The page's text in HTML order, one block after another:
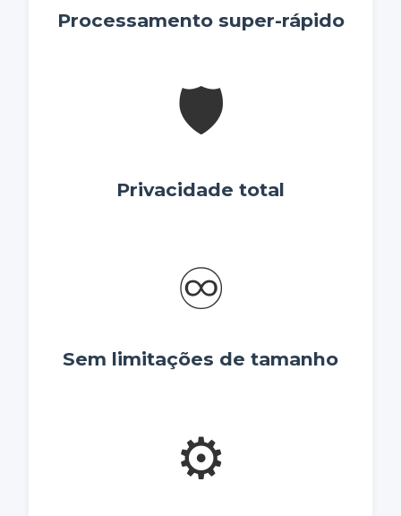
Processamento super-rápido
🛡️
Privacidade total
♾️
Sem limitações de tamanho
⚙️